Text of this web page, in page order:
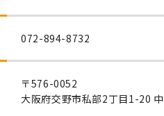
072-894-8732
〒576-0052
大阪府交野市私部2丁目1-20